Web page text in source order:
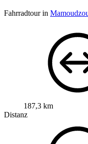
Fahrradtour in
187,3 km
Distanz